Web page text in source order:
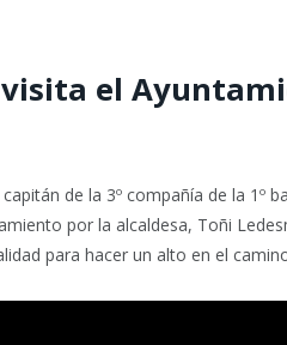
visita el
de la 3º compañía de la 1º
por la alcaldesa, Toñi
para hacer un alto en el